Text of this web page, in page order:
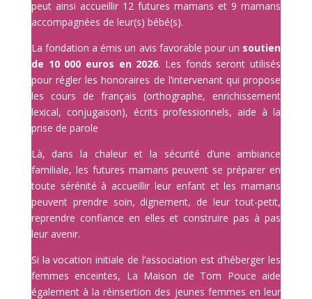
peut ainsi accueillir 12 futures mamans et 9 mamans
accompagnées de leur(s) bébé(s).
La fondation a émis un avis favorable pour un soutien
de 10 000 euros en 2026. Les fonds seront utilisés
pour régler les honoraires de l’intervenant qui propose
les cours de français (orthographe, enrichissement
lexical, conjugaison), écrits professionnels, aide à la
prise de parole
Là, dans la chaleur et la sécurité d’une ambiance
familiale, les futures mamans peuvent se préparer en
toute sérénité à accueillir leur enfant et les mamans
peuvent prendre soin, dignement, de leur tout-petit,
reprendre confiance en elles et construire pas à pas
leur avenir.
Si la vocation initiale de l’association est d’héberger les
femmes enceintes, La Maison de Tom Pouce aide
également à la réinsertion des jeunes femmes en leur